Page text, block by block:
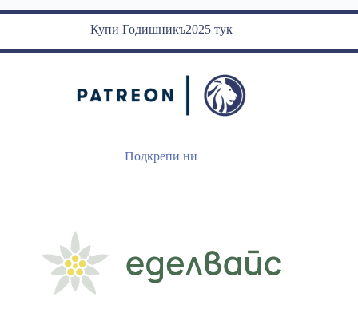
Купи Годишникъ2025 тук
Подкрепи ни